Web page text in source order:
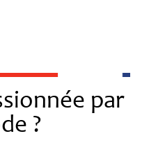
par
?